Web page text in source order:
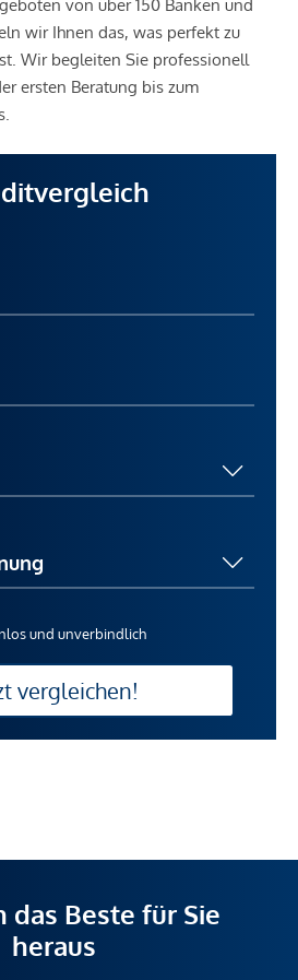
von über 150 Banken und
wir Ihnen das, was perfekt zu
Wir begleiten Sie professionell
ersten Beratung bis zum
und unverbindlich
vergleichen!
das Beste für Sie
heraus